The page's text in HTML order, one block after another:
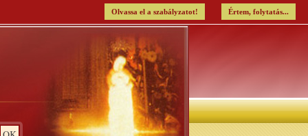
Olvassa el a szabályzatot! Értem, folytatás...